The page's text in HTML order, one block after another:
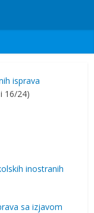
isprava
16/24)
inostranih
sa izjavom